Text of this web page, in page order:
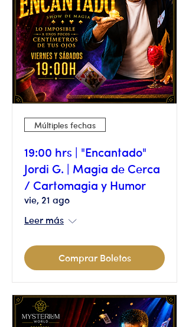
Múltiples fechas
19:00 hrs | "Encantado"
Jordi G. | Magia de Cerca
/ Cartomagia y Humor
vie, 21 ago
Leer más
Comprar Boletos